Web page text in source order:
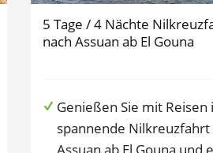
5 Tage / 4 Nächte
nach Assuan ab El Gouna
Genießen Sie mit
spannende Nilkreuzfahrt
Assuan ab El Gouna und